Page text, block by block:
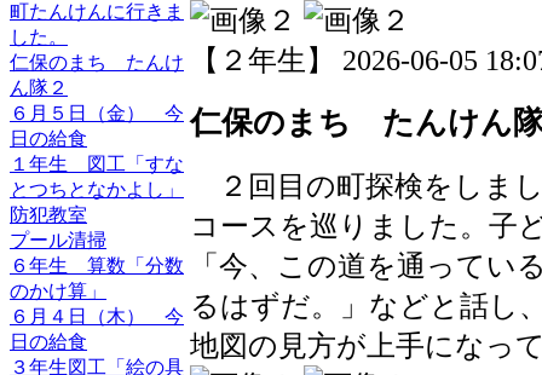
町たんけんに行きま
した。
仁保のまち たんけ
ん隊２
６月５日（金） 今
日の給食
１年生 図工「すな
とつちとなかよし」
防犯教室
プール清掃
６年生 算数「分数
のかけ算」
６月４日（木） 今
日の給食
３年生図工「絵の具
【２年生】 2026-06-05
仁保のまち たんけん
２回目の町探検をしま
コースを巡りました。子
「今、この道を通ってい
るはずだ。」などと話し
地図の見方が上手になっ